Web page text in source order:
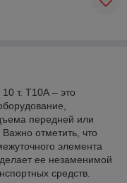
т. Т10А – это
передней или
отметить, что
элемента
ее незаменимой
средств.